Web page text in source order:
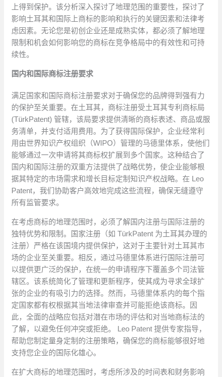
上得到保护。该分析深入探讨了地理范围的重要性，探讨了
影响土耳其和国际上商标的影响和执行的关键因素和法律考
虑因素。无论您是初创企业还是成熟实体，都必须了解地理
限制和机会如何影响您的商标在竞争格局中的有效性和可持
续性。
国内和国际商标注册要求
满足国家和国际商标注册要求对于确保您的品牌得到强有力
的保护至关重要。在土耳其，商标注册受土耳其专利商标局
(TürkPatent) 管辖，该局要求提供清晰的商标表述、商品或服
务清单，并支付适用费用。为了获得国际保护，企业经常利
用由世界知识产权组织（WIPO）管理的马德里体系，使他们
能够通过一次申请将其商标权扩展到多个国家。这种结合了
国内和国际注册的双重方法提供了战略优势，使企业能够根
据其特定的市场需求和增长目标定制知识产权战略。在 Leo
Patent，我们协助客户高效地完成这些流程，确保无缝遵守
所有监管要求。
在考虑商标的地理范围时，必须了解国内注册与国际注册的
独特优势和限制。国家注册（如 TürkPatent 为土耳其办理的
注册）严格在该国境内提供保护，这对于主要针对土耳其市
场的企业至关重要。相反，通过马德里体系进行国际注册可
以提供更广泛的保护，在统一的申请程序下覆盖多个司法管
辖区。该系统简化了管理和更新程序，使其成为寻求全球扩
张的企业的有吸引力的选择。然而，马德里体系内的每个指
定国家都有权根据其当地法律审查并可能拒绝该商标。因
此，全面的战略应包括对潜在市场的评估和对当地商标法的
了解，以避免任何冲突或拒绝。 Leo Patent 提供专家指导，
帮助您制定量身定制的注册策略，确保您的商标能够很好地
支持您企业的国际化雄心。
在扩大商标的地理范围时，考虑所涉及的时间表和财务影响